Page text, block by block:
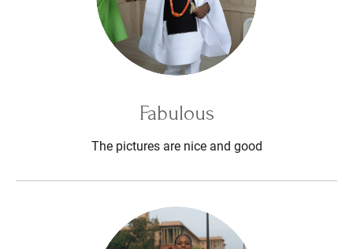
Fabulous
The pictures are nice and good